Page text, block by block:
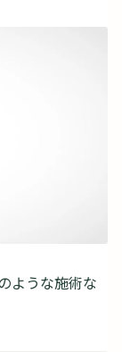
ような施術な